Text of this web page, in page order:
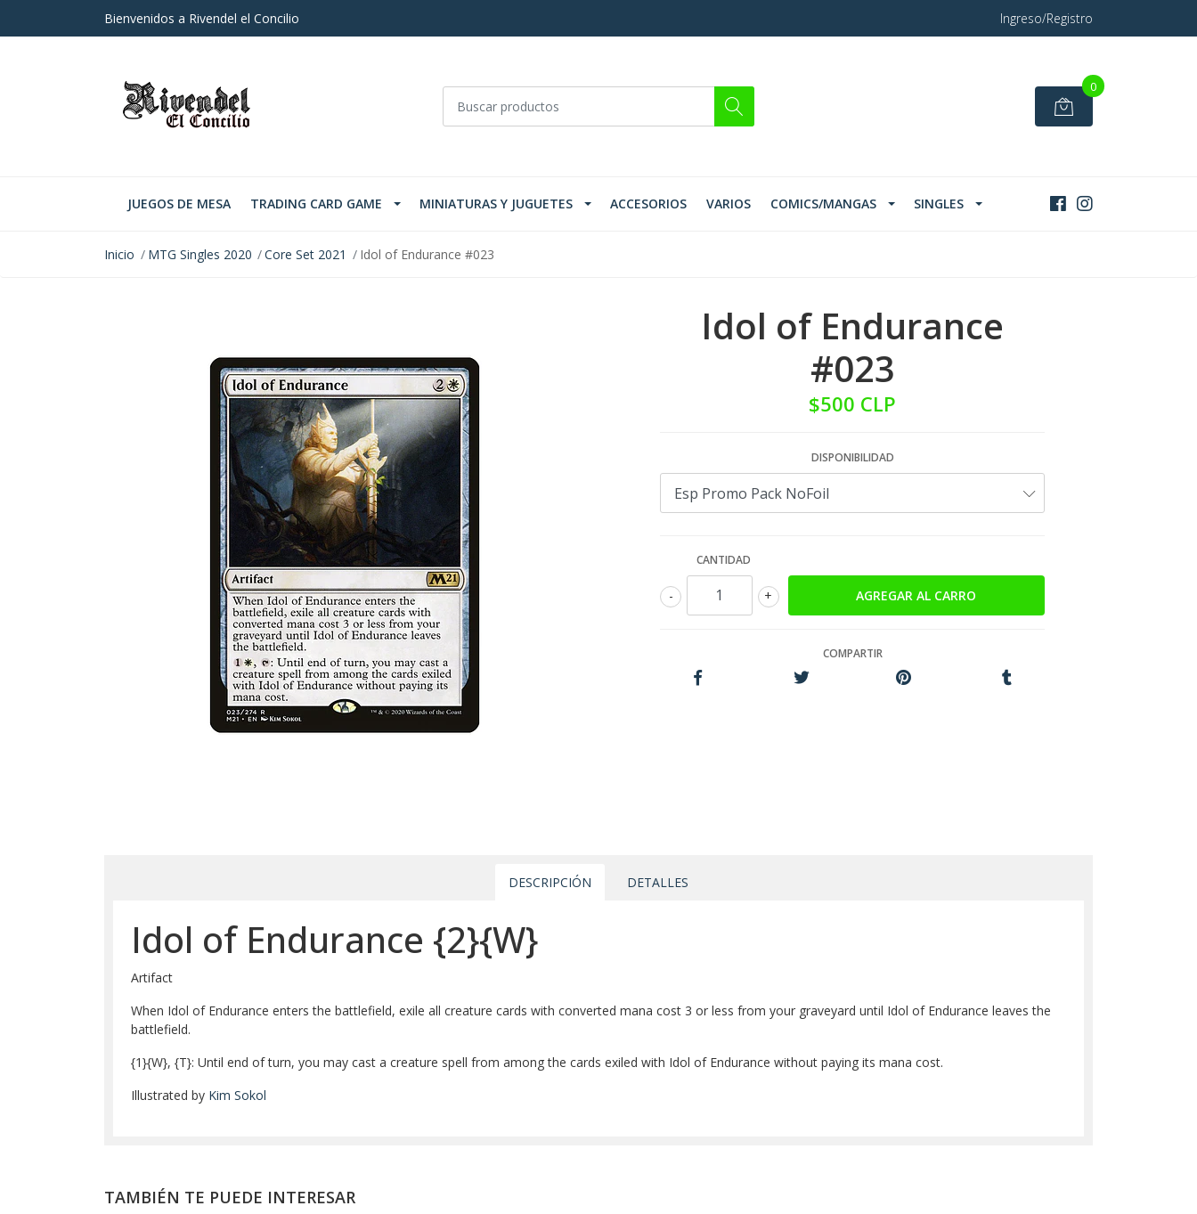
Bienvenidos a Rivendel el Concilio Ingreso/Registro
0
JUEGOS DE MESA TRADING CARD GAME MINIATURAS Y JUGUETES ACCESORIOS VARIOS COMICS/MANGAS SINGLES
Inicio MTG Singles 2020 Core Set 2021 Idol of Endurance #023
Idol of Endurance
#023
$500 CLP
DISPONIBILIDAD
CANTIDAD
+
-
COMPARTIR
DESCRIPCIÓN DETALLES
Idol of Endurance {2}{W}
Artifact
When Idol of Endurance enters the battlefield, exile all creature cards with converted mana cost 3 or less from your graveyard until Idol of Endurance leaves the
battlefield.
{1}{W}, {T}: Until end of turn, you may cast a creature spell from among the cards exiled with Idol of Endurance without paying its mana cost.
Illustrated by Kim Sokol
TAMBIÉN TE PUEDE INTERESAR